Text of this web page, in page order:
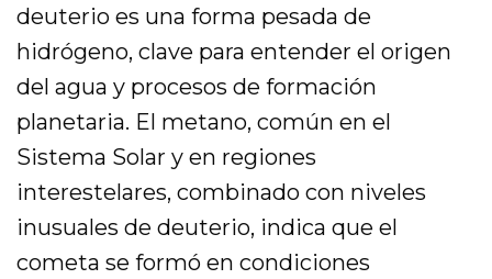
deuterio es una forma pesada de
hidrógeno, clave para entender el origen
del agua y procesos de formación
planetaria. El metano, común en el
Sistema Solar y en regiones
interestelares, combinado con niveles
inusuales de deuterio, indica que el
cometa se formó en condiciones